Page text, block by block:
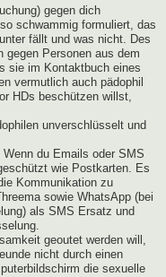
gegen dich
schwammig formuliert, das
fällt und was nicht. Des
gegen Personen aus dem
sie im Kontaktbuch eines
vermutlich auch pädophil
HDs beschützen willst,
unverschlüsselt und
du Emails oder SMS
wie Postkarten. Es
Kommunikation zu
sowie WhatsApp (bei
als SMS Ersatz und
geoutet werden will,
nicht durch einen
die sexuelle